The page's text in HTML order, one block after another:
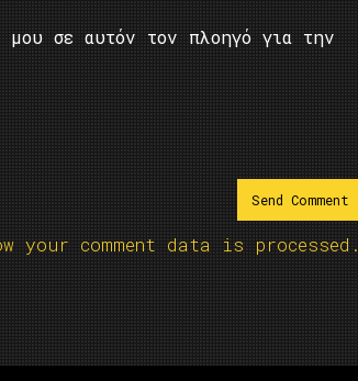
σε αυτόν τον πλοηγό για την
your comment data is processed.